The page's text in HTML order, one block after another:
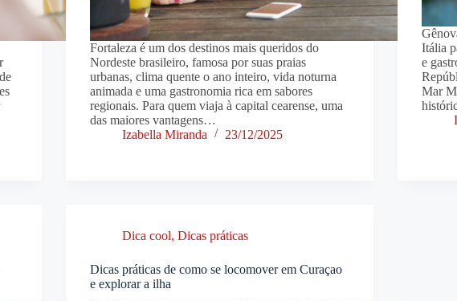
Fortaleza é um dos destinos mais queridos do
Nordeste brasileiro, famosa por suas praias
urbanas, clima quente o ano inteiro, vida noturna
animada e uma gastronomia rica em sabores
regionais. Para quem viaja à capital cearense, uma
das maiores vantagens…
Izabella Miranda
23/12/2025
Itália
e
Mar
Dica cool,Dicas práticas
Dicas práticas de como se locomover em Curaçao
e explorar a ilha